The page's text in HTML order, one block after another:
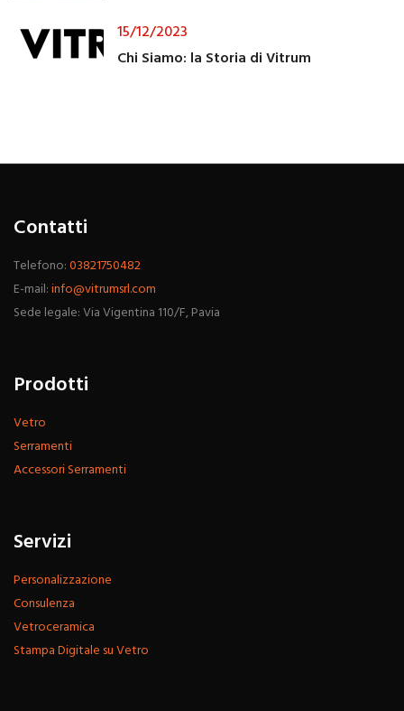
15/12/2023
Chi Siamo: la Storia di Vitrum
Contatti
Telefono:03821750482
E-mail:info@vitrumsrl.com
Sede legale: Via Vigentina 110/F, Pavia
Prodotti
Vetro
Serramenti
Accessori Serramenti
Servizi
Personalizzazione
Consulenza
Vetroceramica
Stampa Digitale su Vetro